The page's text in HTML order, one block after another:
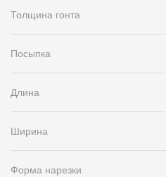
О компании
Контроль качества кровли
Награды
Отправка рекламации
Толщина гонта
Посыпка
Длина
Ширина
Форма нарезки